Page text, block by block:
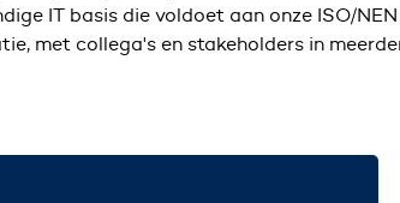
IT basis die voldoet aan onze ISO/
met collega's en stakeholders in